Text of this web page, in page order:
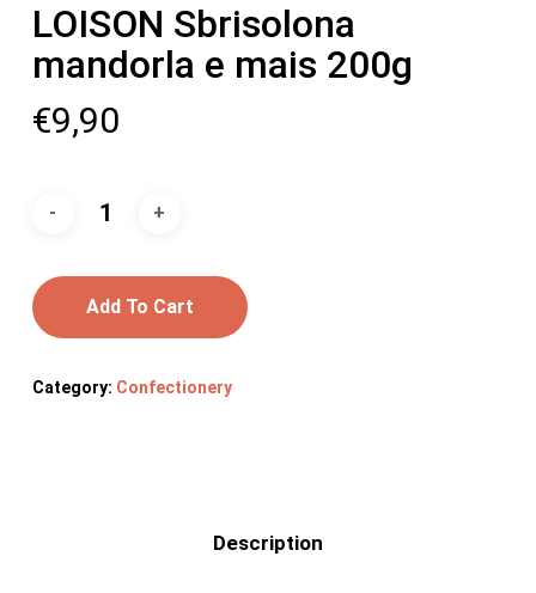
LOISON Sbrisolona
mandorla e mais 200g
€9,90
Add To Cart
Category: Confectionery
Description